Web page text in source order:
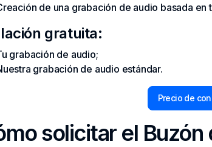
de una grabación de audio basada
gratuita:
grabación de audio;
grabación de audio estándar.
Precio de
solicitar el Buzón